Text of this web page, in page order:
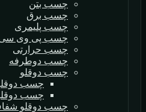
چسب بتن
چسب برق
چسب پلیمری
چسب پی وی
چسب حرارتی
چسب دوطرفه
چسب دوقلو
چسب
چسب
چسب دوقلو